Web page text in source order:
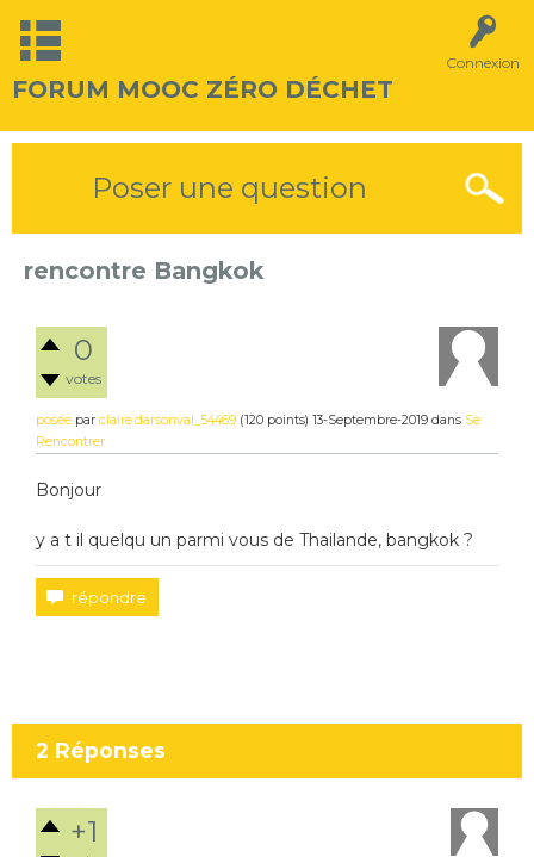
Connexion
FORUM MOOC ZÉRO DÉCHET
Poser une question
rencontre Bangkok
0
votes
posée par claire.darsonval_54469 (120 points) 13-Septembre-2019 dans Se
Rencontrer
Bonjour
y a t il quelqu un parmi vous de Thailande, bangkok ?
2 Réponses
+1